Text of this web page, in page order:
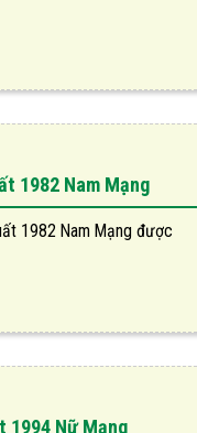
1982 Nam Mạng
1982 Nam Mạng được
1994 Nữ Mạng